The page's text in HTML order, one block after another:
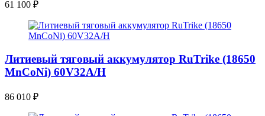
61 100 ₽
Литиевый тяговый аккумулятор RuTrike (18650
MnCoNi) 60V32A/H
86 010 ₽